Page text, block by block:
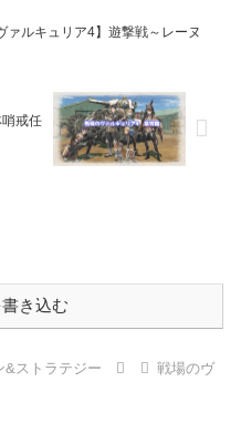
ァルキュリア4】遊撃戦～レーヌ
哨戒任
き込む
&ストラテジー
戦場のヴ